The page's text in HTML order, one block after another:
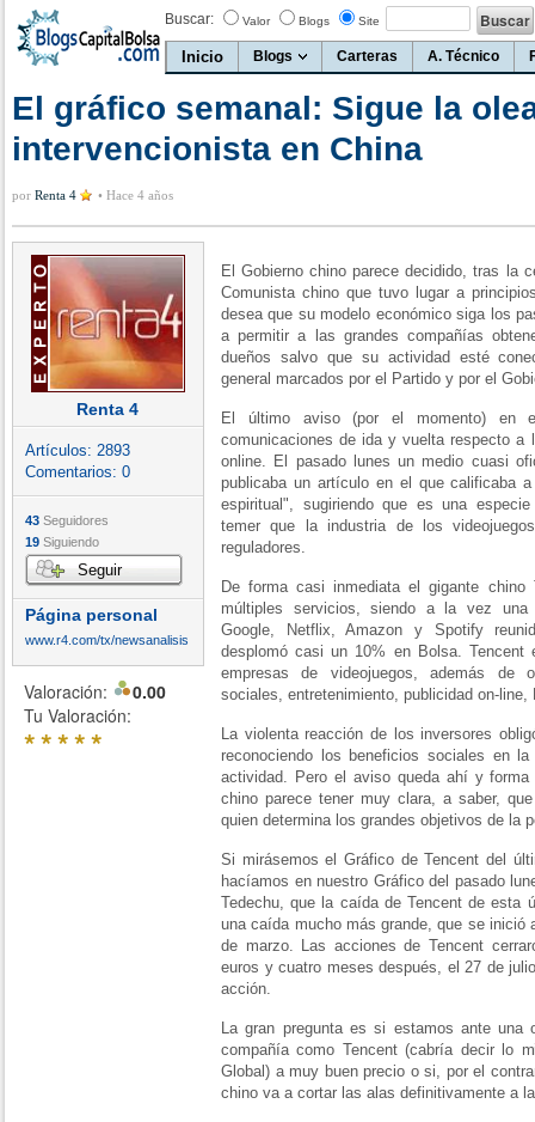
Buscar: Valor Blogs Site
Inicio Blogs Carteras A. Técnico
El gráfico semanal: Sigue la
intervencionista en China
por Renta 4 • Hace 4 años
Renta 4
Artículos: 2893
Comentarios: 0
43 Seguidores
19 Siguiendo
Seguir
Página personal
www.r4.com/tx/newsanalisis
Valoración:
0.00
Tu Valoración:
*****
El Gobierno chino parece decidido, tras la
Comunista chino que tuvo lugar a
desea que su modelo económico siga los
a permitir a las grandes compañías
dueños salvo que su actividad esté
general marcados por el Partido y por el
El último aviso (por el momento) en
comunicaciones de ida y vuelta respecto a
online. El pasado lunes un medio cuasi
publicaba un artículo en el que calificaba
espiritual", sugiriendo que es una
temer que la industria de los
reguladores.
De forma casi inmediata el gigante chino
múltiples servicios, siendo a la vez una
Google, Netflix, Amazon y Spotify
desplomó casi un 10% en Bolsa.
empresas de videojuegos, además de
sociales, entretenimiento, publicidad on-line,
La violenta reacción de los inversores
reconociendo los beneficios sociales en
actividad. Pero el aviso queda ahí y
chino parece tener muy clara, a saber,
quien determina los grandes objetivos de la
Si mirásemos el Gráfico de Tencent del
hacíamos en nuestro Gráfico del pasado
Tedechu, que la caída de Tencent de esta
una caída mucho más grande, que se inició
de marzo. Las acciones de Tencent
euros y cuatro meses después, el 27 de
acción.
La gran pregunta es si estamos ante una
compañía como Tencent (cabría decir lo
Global) a muy buen precio o si, por el
chino va a cortar las alas definitivamente a